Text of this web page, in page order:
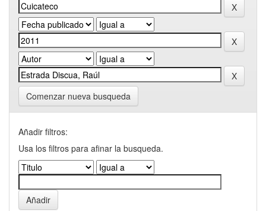
Comenzar nueva busqueda
Añadir filtros:
Usa los filtros para afinar la busqueda.